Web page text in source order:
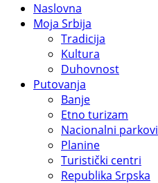
Naslovna
Moja Srbija
Tradicija
Kultura
Duhovnost
Putovanja
Banje
Etno turizam
Nacionalni parkovi
Planine
Turistički centri
Republika Srpska